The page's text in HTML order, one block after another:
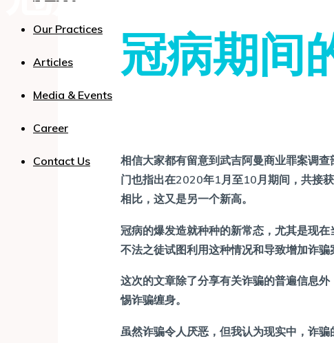
Our Practices
Articles
Media & Events
Career
Contact Us
冠病期间
相信大家都有留意到武吉阿曼商业罪案调
门也指出在2020年1月至10月期间，共接
相比，这又是另一个新高。
冠病的爆发造就种种的新常态，尤其是现
不法之徒试图利用这种情况和导致增加诈骗
这次的文章除了分享有关诈骗的普遍信息
惕诈骗缠身。
虽然诈骗令人厌恶，但我认为现实中，诈